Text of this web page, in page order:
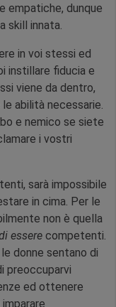
empatiche, dunque
skill innata.
in voi stessi ed
instillare fiducia e
viene da dentro,
abilità necessarie.
e nemico se siete
i vostri
sarà impossibile
in cima. Per le
non è quella
essere competenti.
donne sentano di
preoccuparvi
ed ottenere